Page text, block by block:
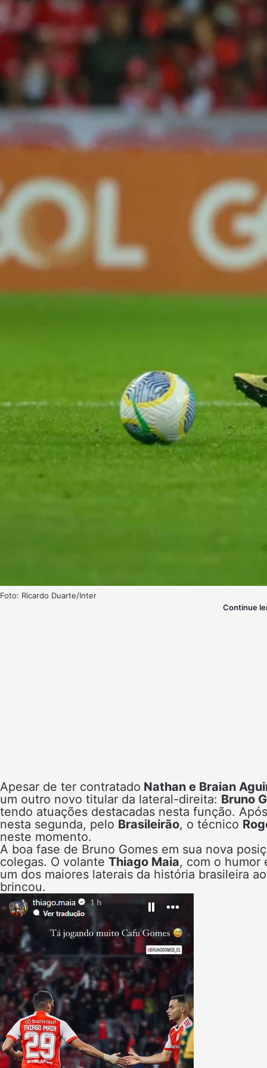
Foto: Ricardo Duarte/Inter
Continue
Apesar de ter contratado Nathan e Braian
um outro novo titular da lateral-direita: Bruno
tendo atuações destacadas nesta função.
nesta segunda, pelo Brasileirão, o técnico
neste momento.
A boa fase de Bruno Gomes em sua nova
colegas. O volante Thiago Maia, com o humor
um dos maiores laterais da história brasileira
brincou.